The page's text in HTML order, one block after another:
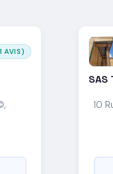
AVIS)
SAS
10